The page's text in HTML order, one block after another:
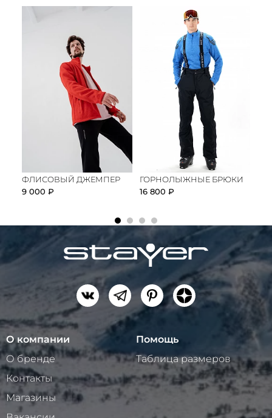
ФЛИСОВЫЙ ДЖЕМПЕР
9 000 ₽
ГОРНОЛЫЖНЫЕ БРЮКИ
16 800 ₽
О компании
О бренде
Контакты
Магазины
Помощь
Таблица размеров